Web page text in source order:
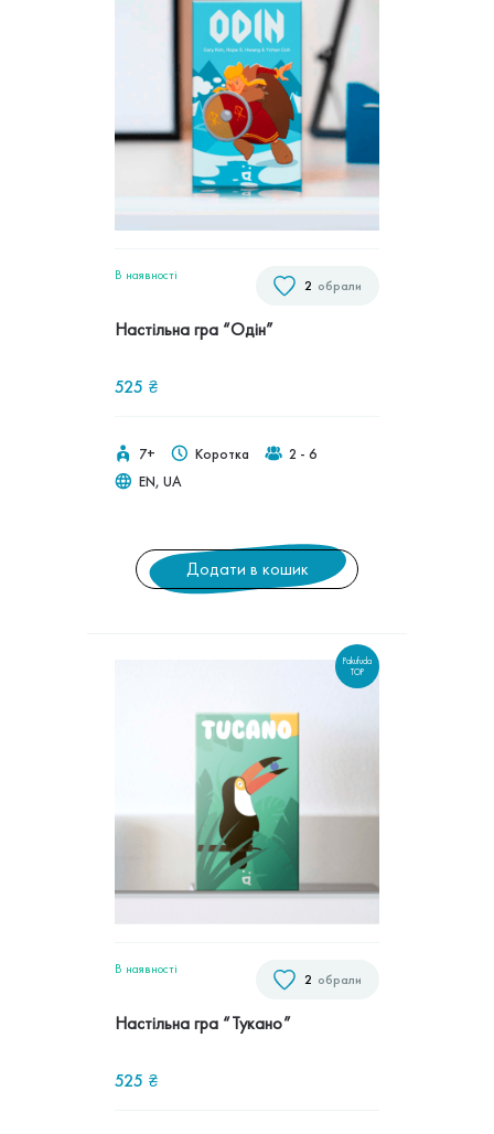
обрали
2
В наявностi
Настільна гра “Одін”
525 ₴
7+ Коротка
2 - 6
EN, UA
Додати в кошик
Pakufuda
TOP
обрали
2
В наявностi
Настільна гра “Тукано”
525 ₴